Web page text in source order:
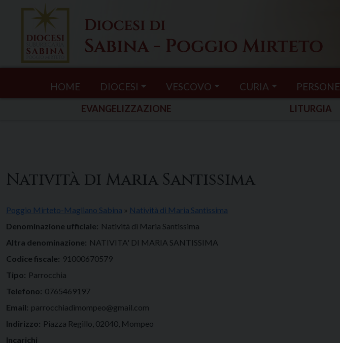
HOME DIOCESI VESCOVO CURIA PERSONE
EVANGELIZZAZIONE LITURGIA
Natività di Maria Santissima
Poggio Mirteto-Magliano Sabina » Natività di Maria Santissima
Denominazione ufficiale: Natività di Maria Santissima
Altra denominazione: NATIVITA' DI MARIA SANTISSIMA
Codice fiscale: 91000670579
Tipo: Parrocchia
Telefono: 0765469197
Email: parrocchiadimompeo@gmail.com
Indirizzo: Piazza Regillo, 02040, Mompeo
Incarichi